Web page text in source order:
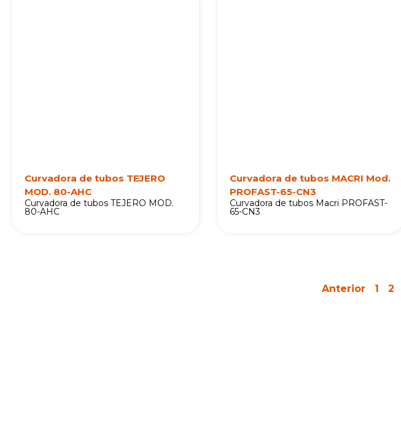
Curvadora de tubos TEJERO
MOD. 80-AHC
Curvadora de tubos TEJERO MOD.
80-AHC
Curvadora de tubos MACRI Mod.
PROFAST-65-CN3
Curvadora de tubos Macri PROFAST-
65-CN3
Anterior 1 2